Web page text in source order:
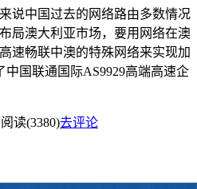
说中国过去的网络路由多数情况
局澳大利亚市场，要用网络在澳
速畅联中澳的特殊网络来实现加
中国联通国际AS9929高端高速企
阅读(3380)去评论